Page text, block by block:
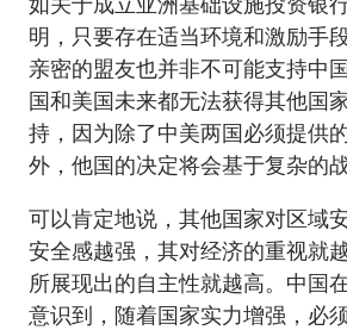
明，只要存在适当环境和激励手
亲密的盟友也并非不可能支持中
国和美国未来都无法获得其他国
持，因为除了中美两国必须提供
外，他国的决定将会基于复杂的战
可以肯定地说，其他国家对区域
安全感越强，其对经济的重视就
所展现出的自主性就越高。中国
意识到，随着国家实力增强，必